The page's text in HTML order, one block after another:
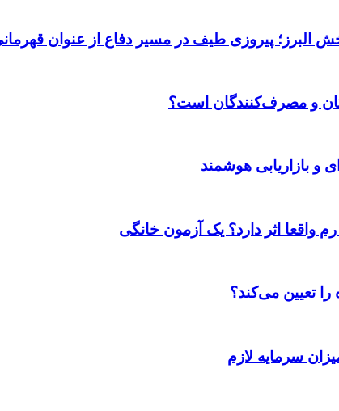
البرز؛ پیروزی طیف در مسیر دفاع از عنوان
و مصرف‌کنندگان است؟
تعیین می‌کند؟
سرمایه لازم